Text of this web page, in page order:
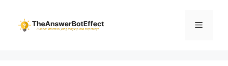
content
Menu